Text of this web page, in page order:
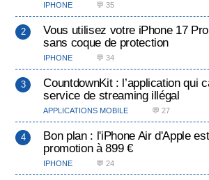
IPHONE 💬 35
Vous utilisez votre iPhone 17
sans coque de protection
IPHONE 💬 34
CountdownKit : l’application qui
service de streaming illégal
APPLICATIONS MOBILE 💬 27
Bon plan : l'iPhone Air d'Apple
promotion à 899 €
IPHONE 💬 24